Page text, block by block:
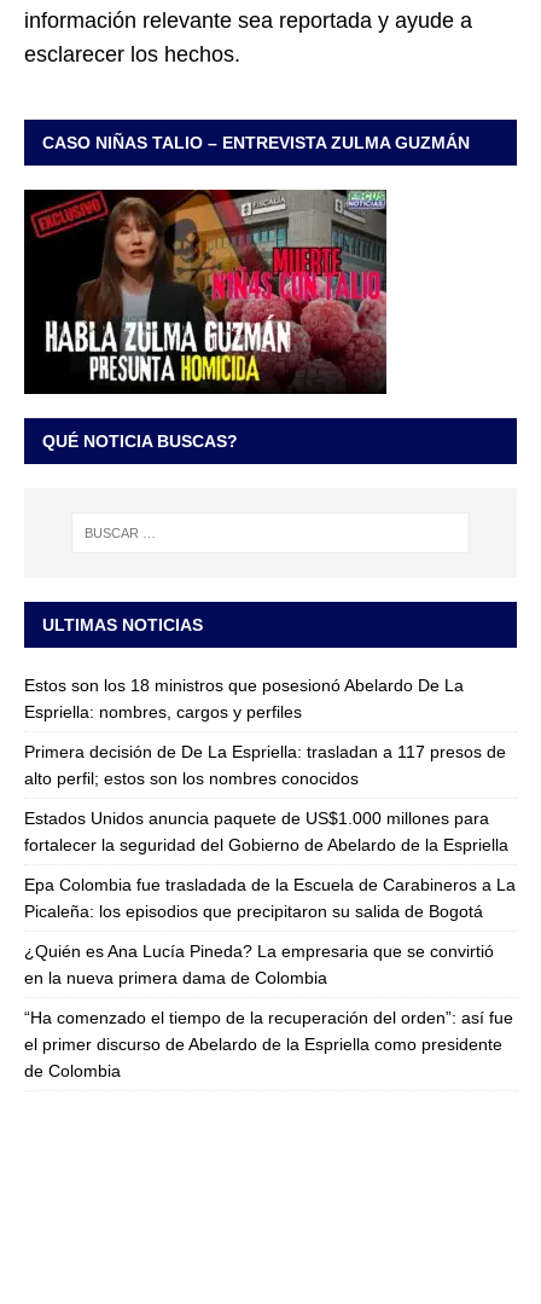
información relevante sea reportada y ayude a
esclarecer los hechos.
CASO NIÑAS TALIO – ENTREVISTA ZULMA GUZMÁN
QUÉ NOTICIA BUSCAS?
ULTIMAS NOTICIAS
Estos son los 18 ministros que posesionó Abelardo De La
Espriella: nombres, cargos y perfiles
Primera decisión de De La Espriella: trasladan a 117 presos de
alto perfil; estos son los nombres conocidos
Estados Unidos anuncia paquete de US$1.000 millones para
fortalecer la seguridad del Gobierno de Abelardo de la Espriella
Epa Colombia fue trasladada de la Escuela de Carabineros a La
Picaleña: los episodios que precipitaron su salida de Bogotá
¿Quién es Ana Lucía Pineda? La empresaria que se convirtió
en la nueva primera dama de Colombia
“Ha comenzado el tiempo de la recuperación del orden”: así fue
el primer discurso de Abelardo de la Espriella como presidente
de Colombia